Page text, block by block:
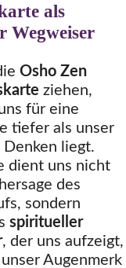
als
Wegweiser
Osho Zen
ziehen,
für eine
tiefer als unser
liegt.
dient uns nicht
des
sondern
spiritueller
, der uns aufzeigt,
Augenmerk